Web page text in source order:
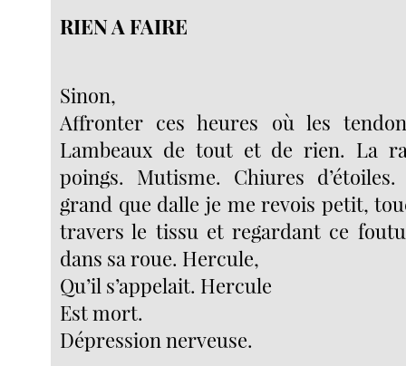
RIEN A FAIRE
Sinon,
Affronter ces heures où les
Lambeaux de tout et de rien. La
poings. Mutisme. Chiures
grand que dalle je me revois petit,
travers le tissu et regardant ce
dans sa roue. Hercule,
Qu’il s’appelait. Hercule
Est mort.
Dépression nerveuse.